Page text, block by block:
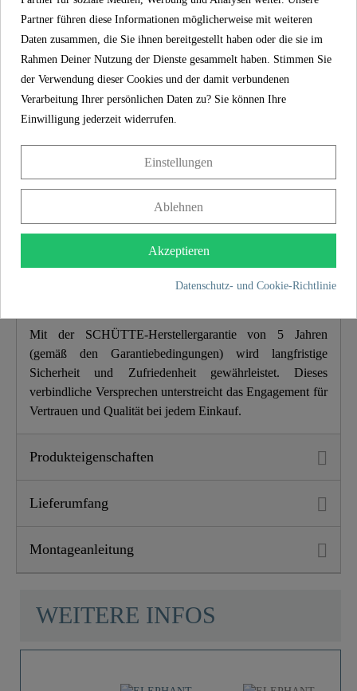
Material UBA Messing
Farbe Schwarz Matt
Anschlussart Hochdruck
Gewicht 1,4 Kg
Breite 5,5 Cm
16,2 Cm
5 Jahre Garantie
Mit der SCHÜTTE-Herstellergarantie von 5 Jahren
(gemäß den Garantiebedingungen) wird langfristige
Sicherheit und Zufriedenheit gewährleistet. Dieses
verbindliche Versprechen unterstreicht das Engagement für
Vertrauen und Qualität bei jedem Einkauf.
Produkteigenschaften
Lieferumfang
Montageanleitung
WEITERE INFOS
Partner führen diese Informationen möglicherweise mit weiteren
Daten zusammen, die Sie ihnen bereitgestellt haben oder die sie im
Rahmen Deiner Nutzung der Dienste gesammelt haben. Stimmen Sie
der Verwendung dieser Cookies und der damit verbundenen
Verarbeitung Ihrer persönlichen Daten zu? Sie können Ihre
Einwilligung jederzeit widerrufen.
Einstellungen
Ablehnen
Akzeptieren
Datenschutz- und Cookie-Richtlinie